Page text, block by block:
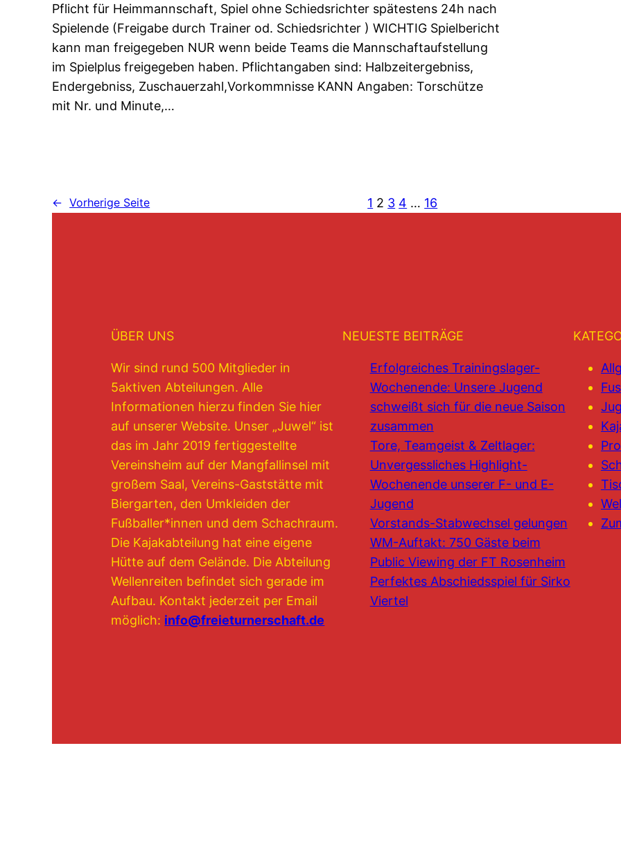
Pflicht für Heimmannschaft, Spiel ohne Schiedsrichter spätestens 24h nach
Spielende (Freigabe durch Trainer od. Schiedsrichter ) WICHTIG Spielbericht
kann man freigegeben NUR wenn beide Teams die Mannschaftaufstellung
im Spielplus freigegeben haben. Pflichtangaben sind: Halbzeitergebniss,
Endergebniss, Zuschauerzahl,Vorkommnisse KANN Angaben: Torschütze
mit Nr. und Minute,…
← Vorherige Seite 1 2 3 4 … 16
ÜBER UNS
Wir sind rund 500 Mitglieder in
5aktiven Abteilungen. Alle
Informationen hierzu finden Sie hier
auf unserer Website. Unser „Juwel“ ist
das im Jahr 2019 fertiggestellte
Vereinsheim auf der Mangfallinsel mit
großem Saal, Vereins-Gaststätte mit
Biergarten, den Umkleiden der
Fußballer*innen und dem Schachraum.
Die Kajakabteilung hat eine eigene
Hütte auf dem Gelände. Die Abteilung
Wellenreiten befindet sich gerade im
Aufbau. Kontakt jederzeit per Email
möglich: info@freieturnerschaft.de
NEUESTE BEITRÄGE
Erfolgreiches Trainingslager-
Wochenende: Unsere Jugend
schweißt sich für die neue Saison
zusammen
Tore, Teamgeist & Zeltlager:
Unvergessliches Highlight-
Wochenende unserer F- und E-
Jugend
Vorstands-Stabwechsel gelungen
WM-Auftakt: 750 Gäste beim
Public Viewing der FT Rosenheim
Perfektes Abschiedsspiel für Sirko
Viertel